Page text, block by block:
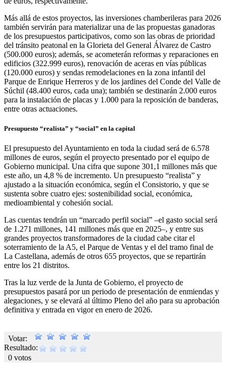
Más allá de estos proyectos, las inversiones chamberileras para 2026
también servirán para materializar una de las propuestas ganadoras
de los presupuestos participativos, como son las obras de prioridad
del tránsito peatonal en la Glorieta del General Álvarez de Castro
(500.000 euros); además, se acometerán reformas y reparaciones en
edificios (322.999 euros), renovación de aceras en vías públicas
(120.000 euros) y sendas remodelaciones en la zona infantil del
Parque de Enrique Herreros y de los jardines del Conde del Valle de
Súchil (48.400 euros, cada una); también se destinarán 2.000 euros
para la instalación de placas y 1.000 para la reposición de banderas,
entre otras actuaciones.
Presupuesto “realista” y “social” en la capital
El presupuesto del Ayuntamiento en toda la ciudad será de 6.578
millones de euros, según el proyecto presentado por el equipo de
Gobierno municipal. Una cifra que supone 301,1 millones más que
este año, un 4,8 % de incremento. Un presupuesto “realista” y
ajustado a la situación económica, según el Consistorio, y que se
sustenta sobre cuatro ejes: sostenibilidad social, económica,
medioambiental y cohesión social.
Las cuentas tendrán un “marcado perfil social” –el gasto social será
de 1.271 millones, 141 millones más que en 2025–, y entre sus
grandes proyectos transformadores de la ciudad cabe citar el
soterramiento de la A5, el Parque de Ventas y el del tramo final de
La Castellana, además de otros 655 proyectos, que se repartirán
entre los 21 distritos.
Tras la luz verde de la Junta de Gobierno, el proyecto de
presupuestos pasará por un periodo de presentación de enmiendas y
alegaciones, y se elevará al último Pleno del año para su aprobación
definitiva y entrada en vigor en enero de 2026.
Votar:
Resultado:
0 votos